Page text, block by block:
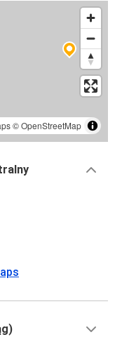
©OpenStreetMap